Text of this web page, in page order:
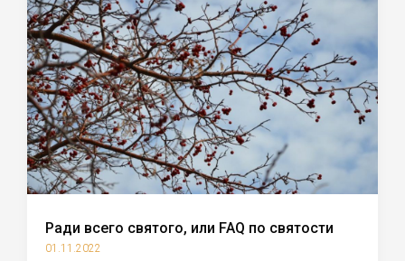
Ради всего святого, или FAQ по святости
01.11.2022